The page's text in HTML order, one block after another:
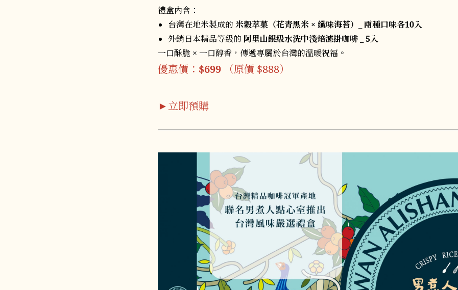
禮盒內含：
台灣在地米製成的 米穀萃菓（花青黑米 × 纖味海苔）_ 兩種口味各10入
外銷日本精品等級的阿里山銀級水洗中淺焙濾掛咖啡 _ 5入
一口酥脆 × 一口醇香，傳遞專屬於台灣的溫暖祝福。
優惠價： $699 （原價 $888）
►立即預購